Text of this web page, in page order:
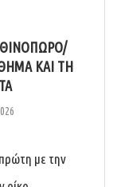
ΚΑΙ ΤΗ
με την